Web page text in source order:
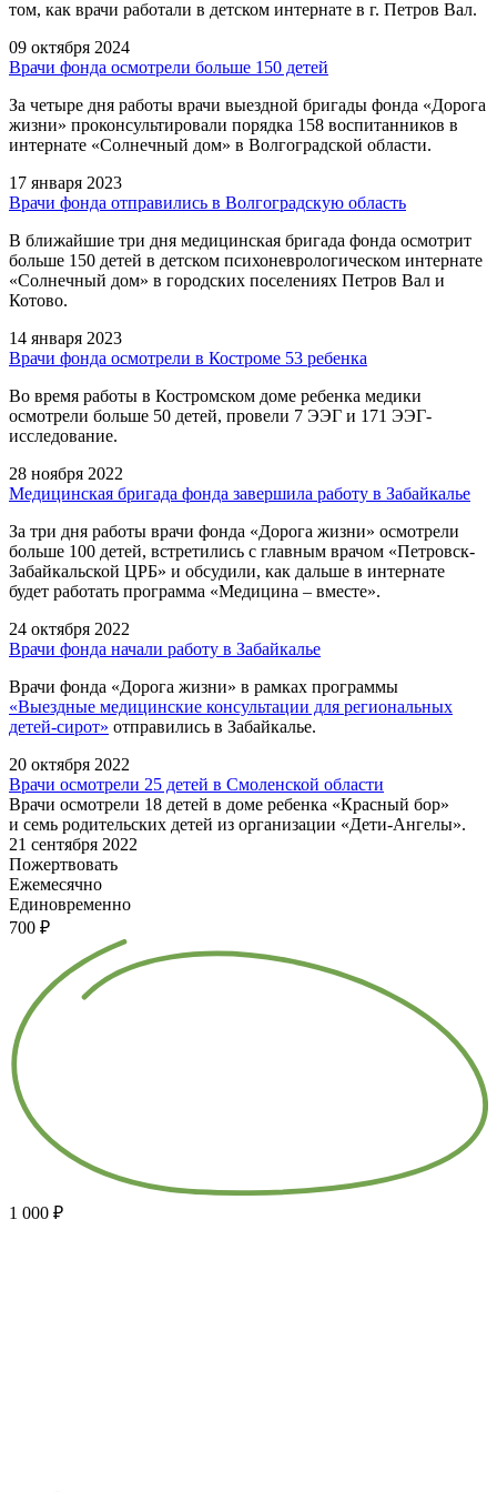
том, как врачи работали в детском интернате в г. Петров Вал.
09 октября 2024
Врачи фонда осмотрели больше 150 детей
За четыре дня работы врачи выездной бригады фонда «Дорога
жизни» проконсультировали порядка 158 воспитанников в
интернате «Солнечный дом» в Волгоградской области.
17 января 2023
Врачи фонда отправились в Волгоградскую область
В ближайшие три дня медицинская бригада фонда осмотрит
больше 150 детей в детском психоневрологическом интернате
«Солнечный дом» в городских поселениях Петров Вал и
Котово.
14 января 2023
Врачи фонда осмотрели в Костроме 53 ребенка
Во время работы в Костромском доме ребенка медики
осмотрели больше 50 детей, провели 7 ЭЭГ и 171 ЭЭГ-
исследование.
28 ноября 2022
Медицинская бригада фонда завершила работу в Забайкалье
За три дня работы врачи фонда «Дорога жизни» осмотрели
больше 100 детей, встретились с главным врачом «Петровск-
Забайкальской ЦРБ» и обсудили, как дальше в интернате
будет работать программа «Медицина – вместе».
24 октября 2022
Врачи фонда начали работу в Забайкалье
Врачи фонда «Дорога жизни» в рамках программы
«Выездные медицинские консультации для региональных
детей-сирот» отправились в Забайкалье.
20 октября 2022
Врачи осмотрели 25 детей в Смоленской области
Врачи осмотрели 18 детей в доме ребенка «Красный бор»
и семь родительских детей из организации «Дети-Ангелы».
21 сентября 2022
Пожертвовать
Ежемесячно
Единовременно
700 ₽
1 000 ₽